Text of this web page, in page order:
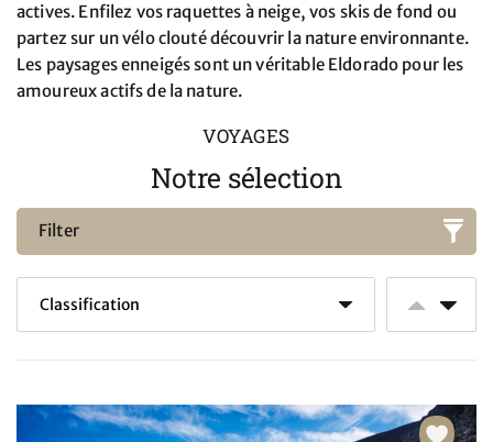
actives. Enfilez vos raquettes à neige, vos skis de fond ou
partez sur un vélo clouté découvrir la nature environnante.
Les paysages enneigés sont un véritable Eldorado pour les
amoureux actifs de la nature.
VOYAGES
Notre sélection
Filter